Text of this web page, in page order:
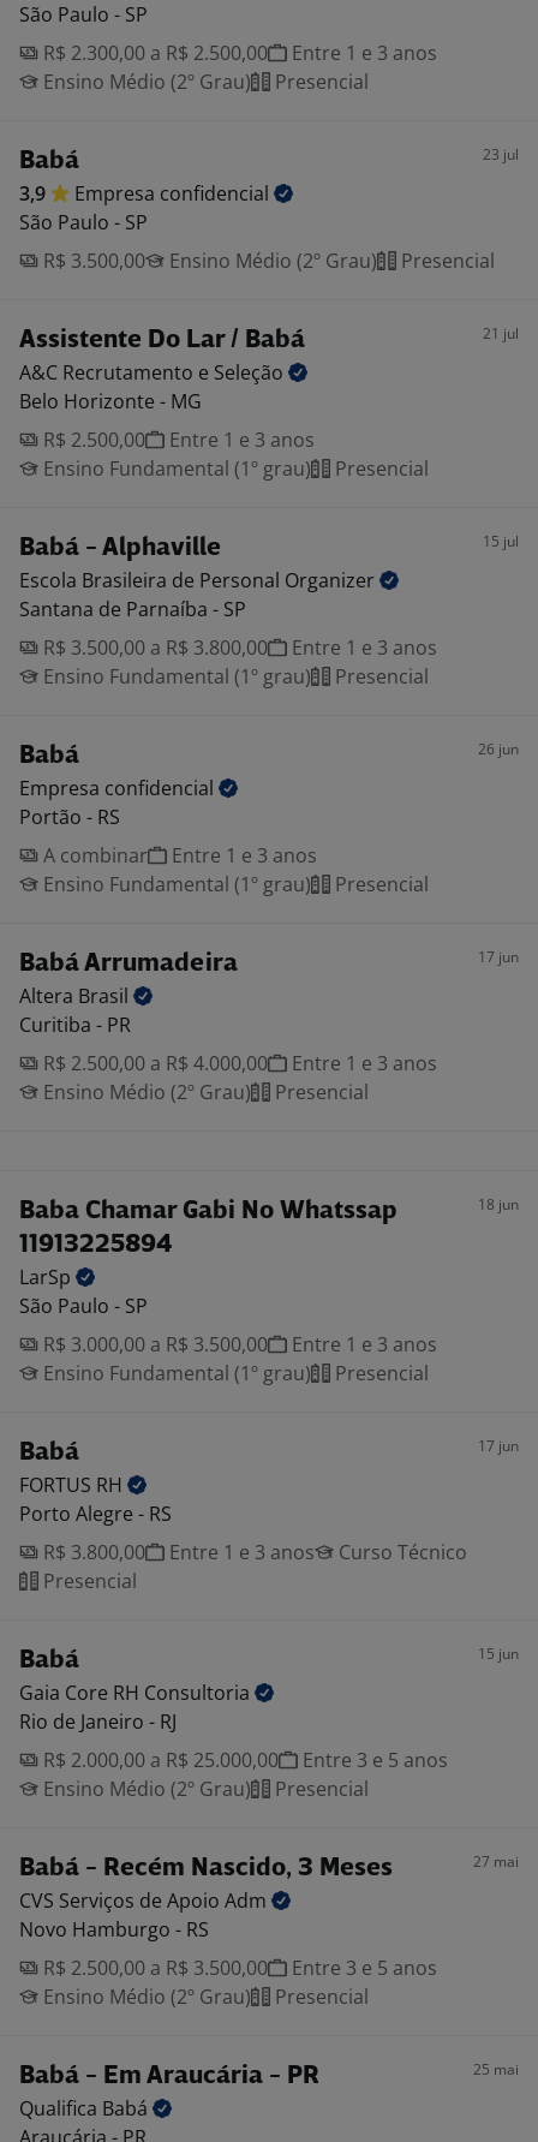
São Paulo - SP
R$ 2.300,00 a R$ 2.500,00
Entre 1 e 3 anos
Ensino Médio (2º Grau)
Presencial
Babá 23 jul
3,9 Empresa confidencial
São Paulo - SP
R$ 3.500,00
Ensino Médio (2º Grau) Presencial
Assistente Do Lar / Babá 21 jul
A&C Recrutamento e Seleção
Belo Horizonte - MG
R$ 2.500,00
Entre 1 e 3 anos
Ensino Fundamental (1º grau)
Presencial
Babá - Alphaville 15 jul
Escola Brasileira de Personal Organizer
Santana de Parnaíba - SP
R$ 3.500,00 a R$ 3.800,00
Entre 1 e 3 anos
Ensino Fundamental (1º grau)
Presencial
Babá 26 jun
Empresa confidencial
Portão - RS
A combinar
Entre 1 e 3 anos
Ensino Fundamental (1º grau)
Presencial
Babá Arrumadeira 17 jun
Altera Brasil
Curitiba - PR
R$ 2.500,00 a R$ 4.000,00
Entre 1 e 3 anos
Ensino Médio (2º Grau)
Presencial
Baba Chamar Gabi No Whatssap
11913225894
18 jun
LarSp
São Paulo - SP
R$ 3.000,00 a R$ 3.500,00
Entre 1 e 3 anos
Ensino Fundamental (1º grau)
Presencial
Babá 17 jun
FORTUS RH
Porto Alegre - RS
R$ 3.800,00
Entre 1 e 3 anos
Curso Técnico
Presencial
Babá 15 jun
Gaia Core RH Consultoria
Rio de Janeiro - RJ
R$ 2.000,00 a R$ 25.000,00
Entre 3 e 5 anos
Ensino Médio (2º Grau)
Presencial
Babá - Recém Nascido, 3 Meses 27 mai
CVS Serviços de Apoio Adm
Novo Hamburgo - RS
R$ 2.500,00 a R$ 3.500,00
Entre 3 e 5 anos
Ensino Médio (2º Grau)
Presencial
Babá - Em Araucária - PR 25 mai
Qualifica Babá